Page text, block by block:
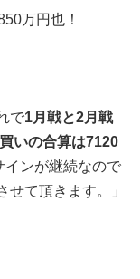
万円也！
で1月戦と2月戦
いの合算は7120
インが継続なので
せて頂きます。」